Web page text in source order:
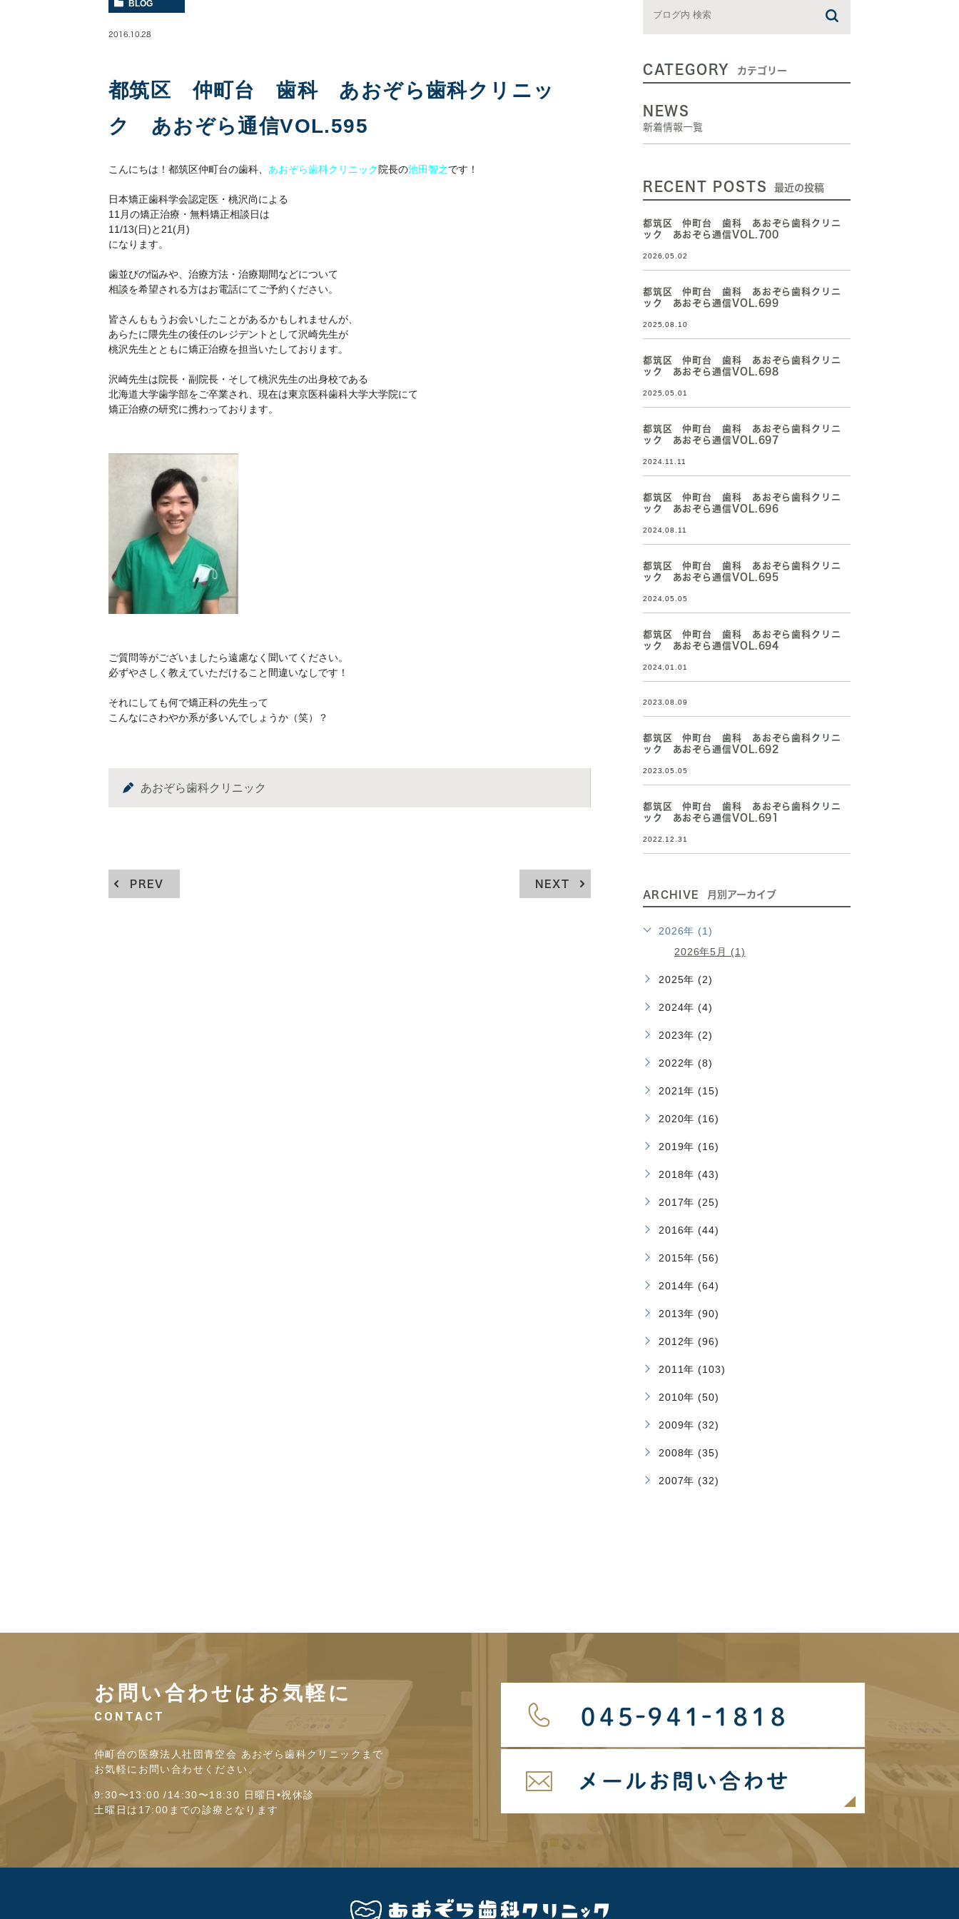
BLOG
2016.10.28
都筑区 仲町台 歯科 あおぞら歯科クリニッ
ク あおぞら通信VOL.595
こんにちは！都筑区仲町台の歯科、 あおぞら歯科クリニック 院長の池田智之です！
日本矯正歯科学会認定医・桃沢尚による
11月の矯正治療・無料矯正相談日は
11/13(日)と21(月)
になります。
歯並びの悩みや、治療方法・治療期間などについて
相談を希望される方はお電話にてご予約ください。
皆さんももうお会いしたことがあるかもしれませんが、
あらたに隈先生の後任のレジデントとして沢崎先生が
桃沢先生とともに矯正治療を担当いたしております。
沢崎先生は院長・副院長・そして桃沢先生の出身校である
北海道大学歯学部をご卒業され、現在は東京医科歯科大学大学院にて
矯正治療の研究に携わっております。
ご質問等がございましたら遠慮なく聞いてください。
必ずやさしく教えていただけること間違いなしです！
それにしても何で矯正科の先生って
こんなにさわやか系が多いんでしょうか（笑）？
あおぞら歯科クリニック
PREV NEXT
CATEGORY カテゴリー
NEWS
新着情報一覧
RECENT POSTS 最近の投稿
都筑区 仲町台 歯科 あおぞら歯科クリニ
ック あおぞら通信VOL.700
2026.05.02
都筑区 仲町台 歯科 あおぞら歯科クリニ
ック あおぞら通信VOL.699
2025.08.10
都筑区 仲町台 歯科 あおぞら歯科クリニ
ック あおぞら通信VOL.698
2025.05.01
都筑区 仲町台 歯科 あおぞら歯科クリニ
ック あおぞら通信VOL.697
2024.11.11
都筑区 仲町台 歯科 あおぞら歯科クリニ
ック あおぞら通信VOL.696
2024.08.11
都筑区 仲町台 歯科 あおぞら歯科クリニ
ック あおぞら通信VOL.695
2024.05.05
都筑区 仲町台 歯科 あおぞら歯科クリニ
ック あおぞら通信VOL.694
2024.01.01
2023.08.09
都筑区 仲町台 歯科 あおぞら歯科クリニ
ック あおぞら通信VOL.692
2023.05.05
都筑区 仲町台 歯科 あおぞら歯科クリニ
ック あおぞら通信VOL.691
2022.12.31
ARCHIVE 月別アーカイブ
2026年 (1)
2026年5月 (1)
2025年 (2)
2024年 (4)
2023年 (2)
2022年 (8)
2021年 (15)
2020年 (16)
2019年 (16)
2018年 (43)
2017年 (25)
2016年 (44)
2015年 (56)
2014年 (64)
2013年 (90)
2012年 (96)
2011年 (103)
2010年 (50)
2009年 (32)
2008年 (35)
2007年 (32)
お問い合わせはお気軽に
CONTACT
仲町台の医療法人社団青空会 あおぞら歯科クリニックまで
お気軽にお問い合わせください。
9:30〜13:00 /14:30〜18:30 日曜日•祝休診
土曜日は17:00までの診療となります